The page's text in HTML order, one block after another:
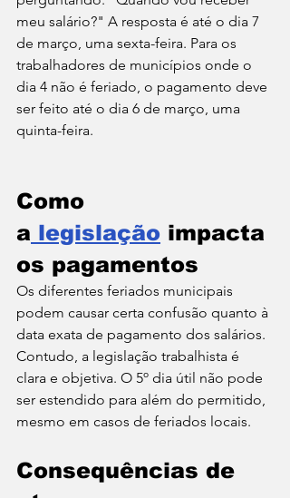
meu salário?" A resposta é até o dia 7
de março, uma sexta-feira. Para os
trabalhadores de municípios onde o
dia 4 não é feriado, o pagamento deve
ser feito até o dia 6 de março, uma
quinta-feira.
Como
a legislação impacta
os pagamentos
Os diferentes feriados municipais
podem causar certa confusão quanto à
data exata de pagamento dos salários.
Contudo, a legislação trabalhista é
clara e objetiva. O 5º dia útil não pode
ser estendido para além do permitido,
mesmo em casos de feriados locais.
Consequências de